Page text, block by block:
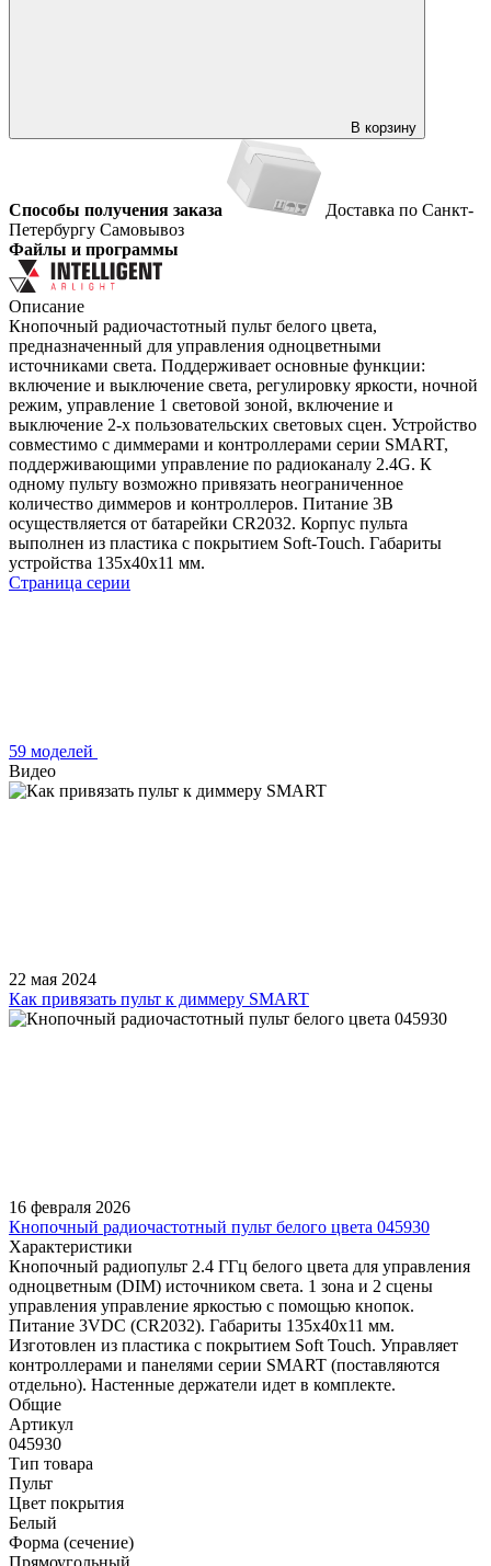
В корзину
Способы получения заказа
Доставка по Санкт-
Петербургу Самовывоз
Файлы и программы
Описание
Кнопочный радиочастотный пульт белого цвета,
предназначенный для управления одноцветными
источниками света. Поддерживает основные функции:
включение и выключение света, регулировку яркости, ночной
режим, управление 1 световой зоной, включение и
выключение 2-х пользовательских световых сцен. Устройство
совместимо с диммерами и контроллерами серии SMART,
поддерживающими управление по радиоканалу 2.4G. К
одному пульту возможно привязать неограниченное
количество диммеров и контроллеров. Питание 3В
осуществляется от батарейки CR2032. Корпус пульта
выполнен из пластика с покрытием Soft-Touch. Габариты
устройства 135x40x11 мм.
Страница серии
59 моделей
Видео
22 мая 2024
Как привязать пульт к диммеру SMART
16 февраля 2026
Кнопочный радиочастотный пульт белого цвета 045930
Характеристики
Кнопочный радиопульт 2.4 ГГц белого цвета для управления
одноцветным (DIM) источником света. 1 зона и 2 сцены
управления управление яркостью с помощью кнопок.
Питание 3VDC (CR2032). Габариты 135x40x11 мм.
Изготовлен из пластика с покрытием Soft Touch. Управляет
контроллерами и панелями серии SMART (поставляются
отдельно). Настенные держатели идет в комплекте.
Общие
Артикул
045930
Тип товара
Пульт
Цвет покрытия
Белый
Форма (сечение)
Прямоугольный